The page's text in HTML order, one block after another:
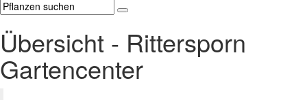
Übersicht - Rittersporn
Gartencenter